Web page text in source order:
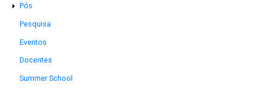
Pós
Pesquisa
Eventos
Docentes
Summer School